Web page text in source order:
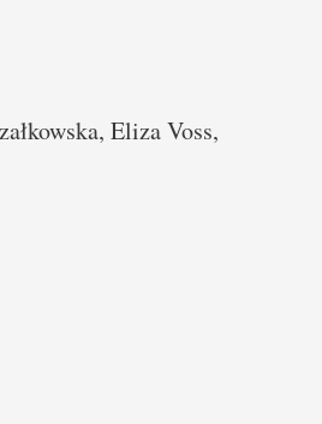
Eliza Voss,